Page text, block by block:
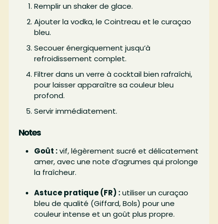
Remplir un shaker de glace.
Ajouter la vodka, le Cointreau et le curaçao
bleu.
Secouer énergiquement jusqu’à
refroidissement complet.
Filtrer dans un verre à cocktail bien rafraîchi,
pour laisser apparaître sa couleur bleu
profond.
Servir immédiatement.
Notes
Goût :vif, légèrement sucré et délicatement
amer, avec une note d’agrumes qui prolonge
la fraîcheur.
Astuce pratique (FR) :utiliser un curaçao
bleu de qualité (Giffard, Bols) pour une
couleur intense et un goût plus propre.